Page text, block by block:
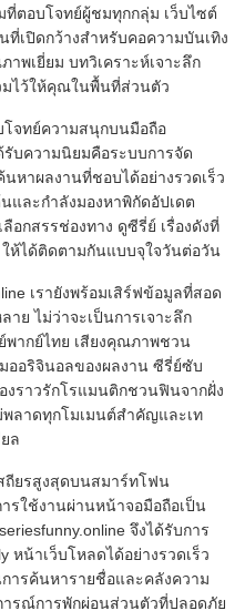
ตอบโจทย์ผู้ชมทุกกลุ่ม เว็บไซต์
ที่เปิดกว้างสำหรับคอความบันเทิง
พเยี่ยม บทวิเคราะห์เจาะลึก
มไว้ให้คุณในพื้นที่ส่วนตัว
จทย์ความสนุกบนมือถือ
บความนิยมคือระบบการจัด
าผลงานที่ชอบได้อย่างรวดเร็ว
ละกำลังมองหาพิกัดอัปเดต
อกสรรช่องทาง ดูซีรี่ย์ เรื่องดังที่
ให้ได้ติดตามกันแบบจุใจวันต่อวัน
เรายังพร้อมเสิร์ฟข้อมูลที่สอด
ย ไม่ว่าจะเป็นการเจาะลึก
พากย์ไทย เสียงคุณภาพชวน
ออริจินอลของผลงาน ซีรี่ย์ซับ
งราวรักโรแมนติกชวนฟินจากฝั่ง
ลาดทุกโมเมนต์สำคัญและเท
ล
ถียรสูงสุดบนสมาร์ทโฟน
รใช้งานผ่านหน้าจอมือถือเป็น
จึงได้รับการ
หน้าเว็บโหลดได้อย่างรวดเร็ว
ารค้นหารายชื่อและคลังความ
รณ์การพักผ่อนส่วนตัวที่ปลอดภัย